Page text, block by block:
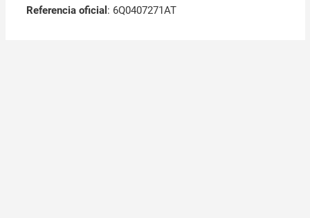
Referencia oficial : 6Q0407271AT